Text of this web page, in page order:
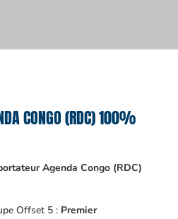
CONGO (RDC) 100%
Agenda Congo (RDC)
Offset 5 : Premier